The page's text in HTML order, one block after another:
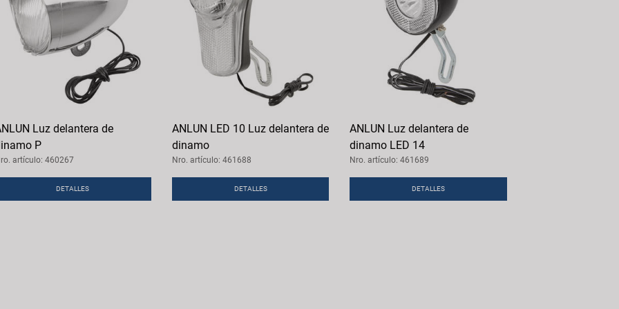
Luz delantera de
P
artículo: 460267
DETALLES
ANLUN LED 10 Luz delantera de
dinamo
Nro. artículo: 461688
DETALLES
ANLUN Luz delantera de
dinamo LED 14
Nro. artículo: 461689
DETALLES